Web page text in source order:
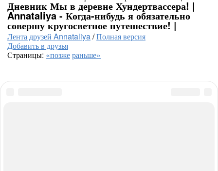
Дневник Мы в деревне Хундертвассера! |
Annataliya - Когда-нибудь я обязательно
совершу кругосветное путешествие! |
Лента друзей Annataliya/Полная версия
Добавить в друзья
Страницы: «позжераньше»